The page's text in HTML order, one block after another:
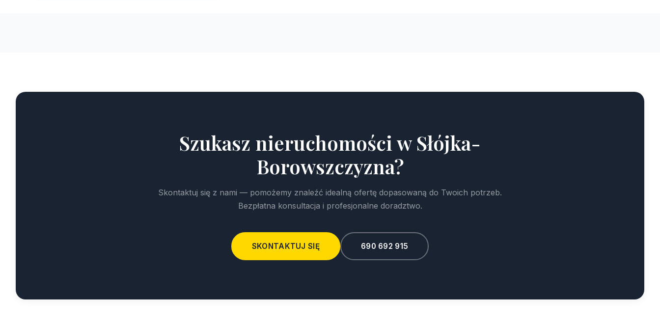
Szukasz nieruchomości w Słójka-
Borowszczyzna?
Skontaktuj się z nami — pomożemy znaleźć idealną ofertę dopasowaną do Twoich potrzeb.
Bezpłatna konsultacja i profesjonalne doradztwo.
SKONTAKTUJ SIĘ 690 692 915